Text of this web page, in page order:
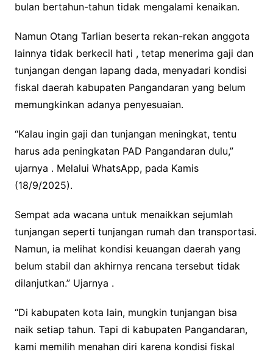
bulan bertahun-tahun tidak mengalami kenaikan.
Namun Otang Tarlian beserta rekan-rekan anggota
lainnya tidak berkecil hati , tetap menerima gaji dan
tunjangan dengan lapang dada, menyadari kondisi
fiskal daerah kabupaten Pangandaran yang belum
memungkinkan adanya penyesuaian.
“Kalau ingin gaji dan tunjangan meningkat, tentu
harus ada peningkatan PAD Pangandaran dulu,”
ujarnya . Melalui WhatsApp, pada Kamis
(18/9/2025).
Sempat ada wacana untuk menaikkan sejumlah
tunjangan seperti tunjangan rumah dan transportasi.
Namun, ia melihat kondisi keuangan daerah yang
belum stabil dan akhirnya rencana tersebut tidak
dilanjutkan.” Ujarnya .
“Di kabupaten kota lain, mungkin tunjangan bisa
naik setiap tahun. Tapi di kabupaten Pangandaran,
kami memilih menahan diri karena kondisi fiskal